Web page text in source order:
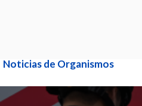
Noticias de Organismos